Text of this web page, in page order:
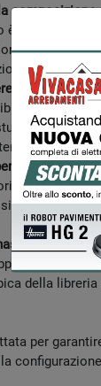
composizione
progettata
dei ripiani
utilizzata
può
la libreria?
per
integri
la
della
per